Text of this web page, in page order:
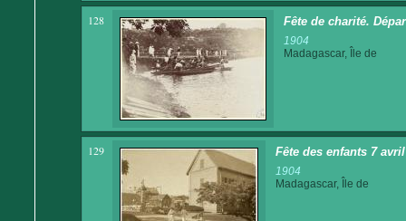
128 Fête de charité.
1904
Madagascar, Île de
129 Fête des enfants 7 avril
1904
Madagascar, Île de